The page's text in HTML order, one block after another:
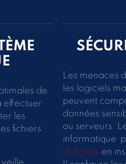
de
effectuer
les
fichiers
Les menaces
les logiciels
peuvent
données
ou serveurs.
informatique
données en